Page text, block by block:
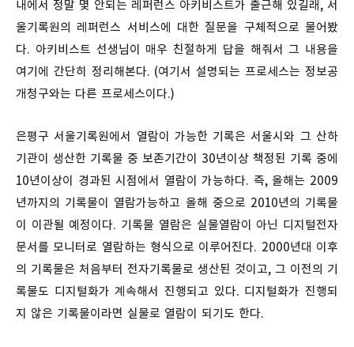
내에서 정말 몇 안되는 레퍼런스 아키비스트가 출근해 있길래, 서
울기록원의 레퍼런스 서비스에 대한 질문을 구체적으로 물어봤
다. 아키비스트 선생님이 매우 친절하게 답을 해줘서 그 내용을
여기에 간단히 정리해본다. (여기서 설명되는 프로세스는 정보공
개청구와는 다른 프로세스이다.)
은평구 서울기록원에서 열람이 가능한 기록은 서울시와 그 산하
기관이 생산한 기록물 중 보존기간이 30년이상 책정된 기록 중에
10년이상이 경과된 시점에서 열람이 가능하다. 즉, 올해는 2009
년까지의 기록물이 열람가능하고 올해 중으로 2010년의 기록물
이 이관될 예정이다. 기록물 열람은 실물열람이 아닌 디지털전자
문서를 모니터로 열람하는 형식으로 이루어진다. 2000년대 이후
의 기록물은 처음부터 전자기록물로 생산된 것이고, 그 이전의 기
록물도 디지털화가 계속해서 진행되고 있다. 디지털화가 진행되
지 않은 기록물이라면 실물로 열람이 되기도 한다.